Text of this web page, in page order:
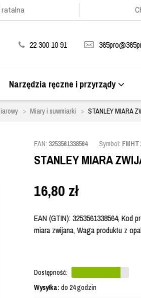
ratalna
22 300 10 91
Narzędzia ręczne i przyrządy
Miary i suwmiarki STANLEY MIARA
EAN: 3253561338564 Symbol:
STANLEY MIARA
16,80 zł
EAN (GTIN): 3253561338564, Kod
miara zwijana, Waga produktu z
Dostępność:
Wysyłka: do 24 godzin